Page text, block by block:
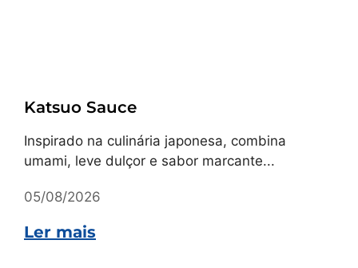
Katsuo Sauce
Inspirado na culinária japonesa, combina
umami, leve dulçor e sabor marcante...
05/08/2026
Ler mais